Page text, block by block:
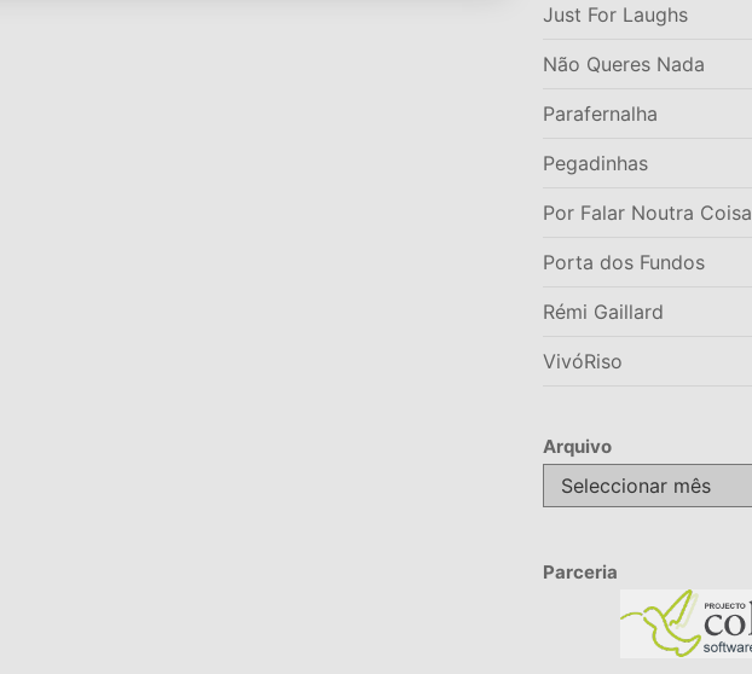
Just For Laughs
Não Queres Nada
Parafernalha
Pegadinhas
Por Falar Noutra Coisa
Porta dos Fundos
Rémi Gaillard
VivóRiso
Arquivo
Arquivo
Parceria